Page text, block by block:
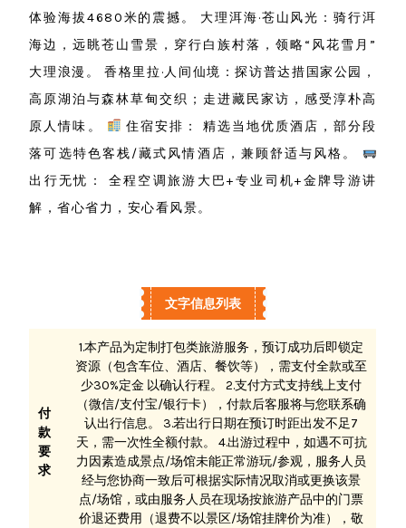
体验海拔4680米的震撼。 大理洱海·苍山风光：骑行洱
海边，远眺苍山雪景，穿行白族村落，领略“风花雪月”
大理浪漫。 香格里拉·人间仙境：探访普达措国家公园，
高原湖泊与森林草甸交织；走进藏民家访，感受淳朴高
原人情味。
住宿安排： 精选当地优质酒店，部分段
落可选特色客栈/藏式风情酒店，兼顾舒适与风格。
出行无忧： 全程空调旅游大巴+专业司机+金牌导游讲
解，省心省力，安心看风景。
文字信息列表
付
款
要
求
1.本产品为定制打包类旅游服务，预订成功后即锁定
资源（包含车位、酒店、餐饮等），需支付全款或至
少30%定金 以确认行程。 2.支付方式支持线上支付
（微信/支付宝/银行卡），付款后客服将与您联系确
认出行信息。 3.若出行日期在预订时距出发不足7
天，需一次性全额付款。 4.出游过程中，如遇不可抗
力因素造成景点/场馆未能正常游玩/参观，服务人员
经与您协商一致后可根据实际情况取消或更换该景
点/场馆，或由服务人员在现场按旅游产品中的门票
价退还费用（退费不以景区/场馆挂牌价为准），敬